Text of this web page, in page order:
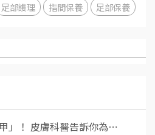
足部謢理 指間保養 足部保養
」！ 皮膚科醫告訴你為⋯